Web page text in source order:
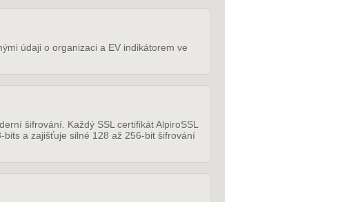
údaji o organizaci a EV indikátorem ve
šifrování. Každý SSL certifikát AlpiroSSL
a zajišťuje silné 128 až 256-bit šifrování